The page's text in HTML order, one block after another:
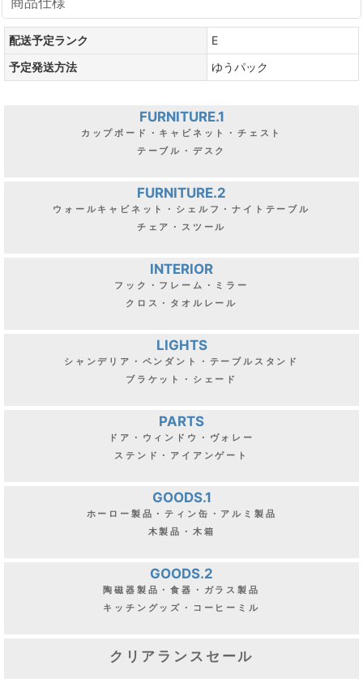
配送予定ランク
E
予定発送方法
ゆうパック
FURNITURE.1
カップボード・キャビネット・チェスト
テーブル・デスク
FURNITURE.2
ウォールキャビネット・シェルフ・ナイトテーブル
チェア・スツール
INTERIOR
フック・フレーム・ミラー
クロス・タオルレール
LIGHTS
シャンデリア・ペンダント・テーブルスタンド
ブラケット・シェード
PARTS
ドア・ウィンドウ・ヴォレー
ステンド・アイアンゲート
GOODS.1
ホーロー製品・ティン缶・アルミ製品
木製品・木箱
GOODS.2
陶磁器製品・食器・ガラス製品
キッチングッズ・コーヒーミル
クリアランスセール